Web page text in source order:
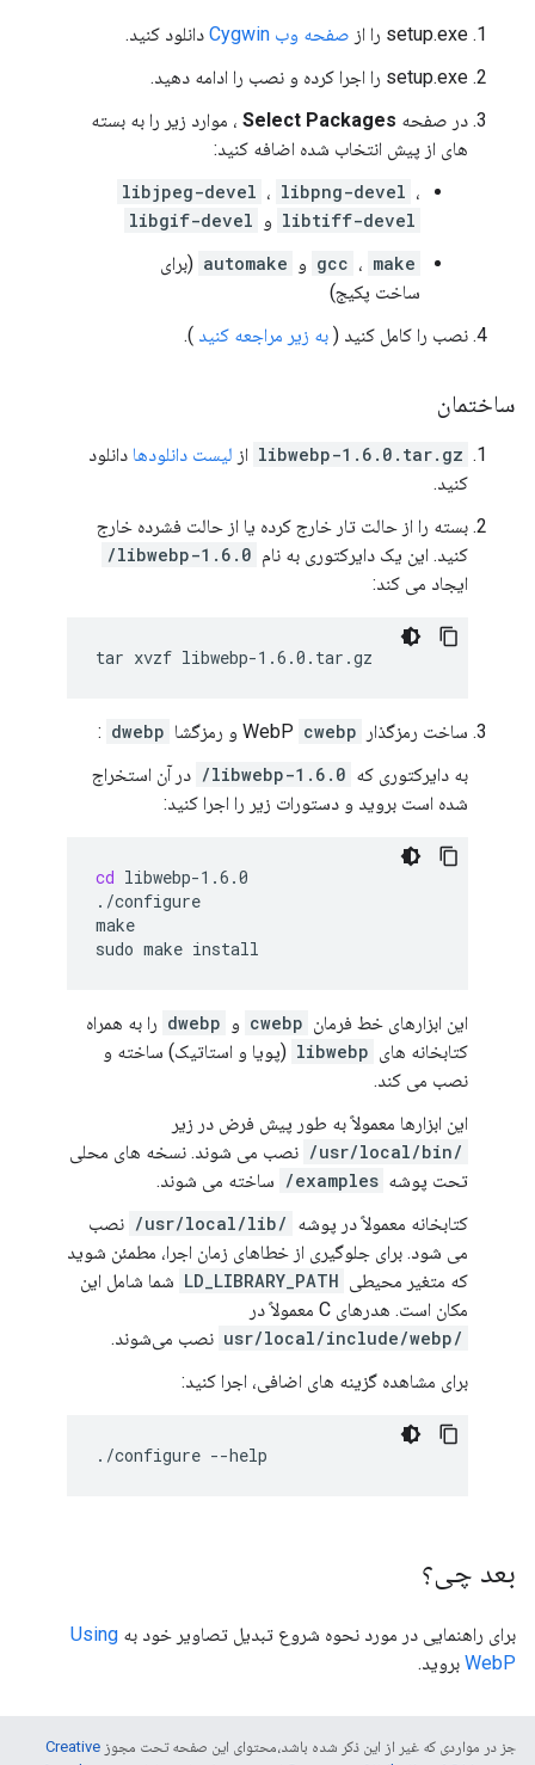
setup.exe را از صفحه وب Cygwin
دانلود کنید.
setup.exe را اجرا کرده و نصب را ادامه دهید.
در صفحه Select Packages ، موارد زیر را به بسته
های از پیش انتخاب شده اضافه کنید:
libjpeg-devel ، libpng-devel ،
libtiff-devel و libgif-devel
gcc ، make و automake (برای
ساخت پکیج)
نصب را کامل کنید ( به زیر مراجعه کنید ).
ساختمان
libwebp-1.6.0.tar.gz از لیست دانلودها دانلود
کنید.
بسته را از حالت تار خارج کرده یا از حالت فشرده خارج
کنید. این یک دایرکتوری به نام libwebp-1.6.0/
ایجاد می کند:
tar xvzf
ساخت رمزگذار WebP cwebp و رمزگشا dwebp
:
به دایرکتوری که libwebp-1.6.0/
در آن استخراج
شده است بروید و دستورات زیر را اجرا کنید:
cd libwebp-1.6.0
./configure
make
sudo make
این ابزارهای خط فرمان cwebp و dwebp را به همراه
کتابخانه های libwebp (پویا و استاتیک) ساخته و
نصب می کند.
این ابزارها معمولاً به طور پیش فرض در زیر
/usr/local/bin/
نصب می شوند. نسخه های محلی
تحت پوشه examples/
ساخته می شوند.
کتابخانه معمولاً در پوشه /usr/local/lib/
نصب
می شود. برای جلوگیری از خطاهای زمان اجرا، مطمئن شوید
که متغیر محیطی LD_LIBRARY_PATH شما شامل این
مکان است. هدرهای C معمولاً در
/usr/local/include/webp
نصب می‌شوند.
برای مشاهده گزینه های اضافی، اجرا کنید:
./configure
بعد چی؟
برای راهنمایی در مورد نحوه شروع تبدیل تصاویر خود به Using
WebP بروید.
جز در مواردی که غیر از این ذکر شده باشد،‌محتوای این صفحه تحت مجوز Creative